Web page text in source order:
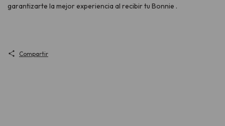
garantizarte la mejor experiencia al recibir tu Bonnie .
Compartir